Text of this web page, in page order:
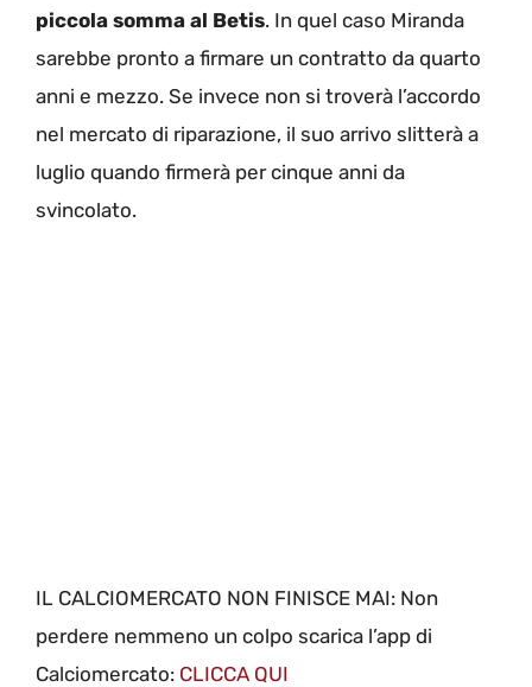
piccola somma al Betis. In quel caso Miranda
sarebbe pronto a firmare un contratto da quarto
anni e mezzo. Se invece non si troverà l’accordo
nel mercato di riparazione, il suo arrivo slitterà a
luglio quando firmerà per cinque anni da
svincolato.
IL CALCIOMERCATO NON FINISCE MAI: Non
perdere nemmeno un colpo scarica l’app di
Calciomercato: CLICCA QUI